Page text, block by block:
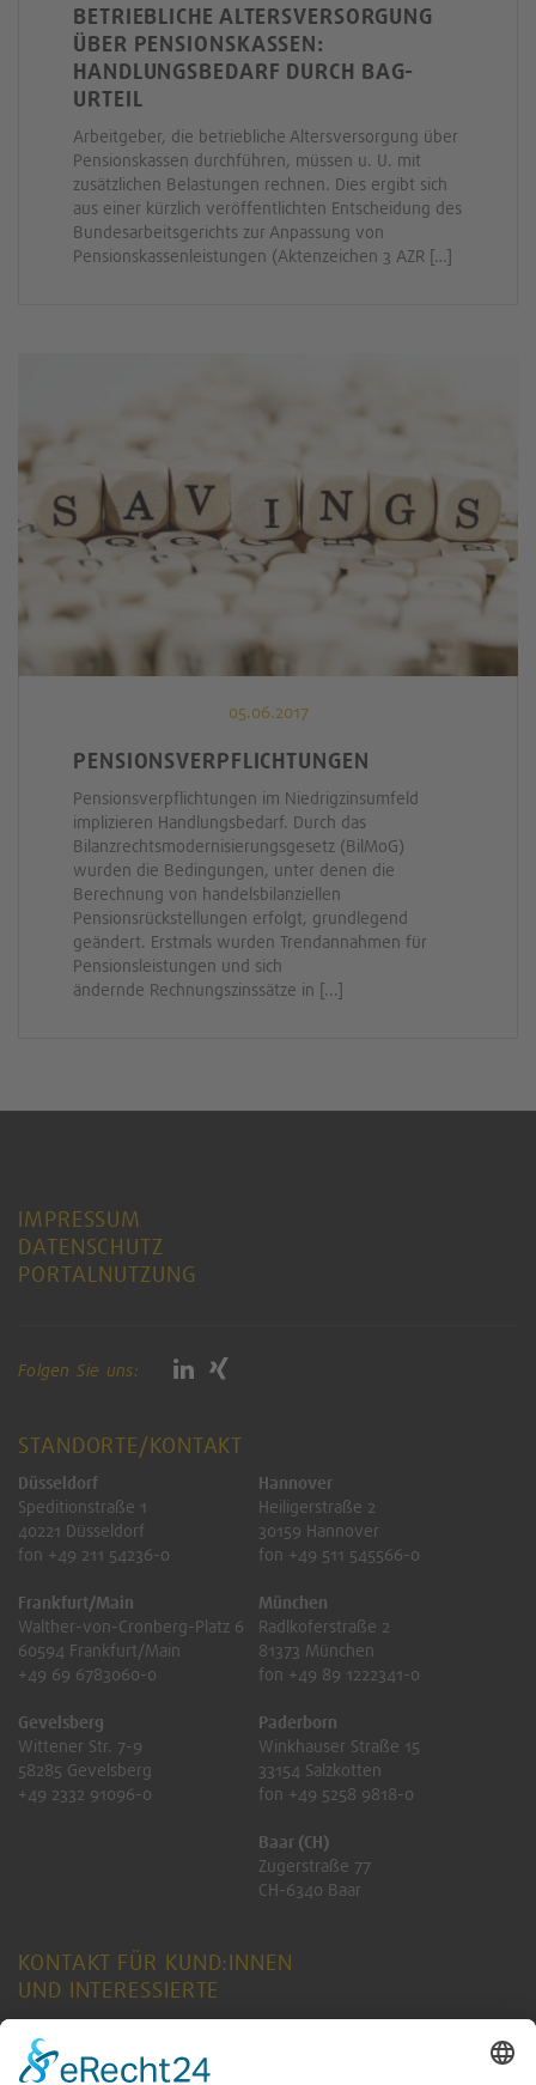
BETRIEBLICHE ALTERSVERSORGUNG
ÜBER PENSIONSKASSEN:
HANDLUNGSBEDARF DURCH BAG-
URTEIL
Arbeitgeber, die betriebliche Altersversorgung über
Pensionskassen durchführen, müssen u. U. mit
zusätzlichen Belastungen rechnen. Dies ergibt sich
aus einer kürzlich veröffentlichten Entscheidung des
Bundesarbeitsgerichts zur Anpassung von
Pensionskassenleistungen (Aktenzeichen 3 AZR […]
05.06.2017
PENSIONSVERPFLICHTUNGEN
Pensionsverpflichtungen im Niedrigzinsumfeld
implizieren Handlungsbedarf. Durch das
Bilanzrechtsmodernisierungsgesetz (BilMoG)
wurden die Bedingungen, unter denen die
Berechnung von handelsbilanziellen
Pensionsrückstellungen erfolgt, grundlegend
geändert. Erstmals wurden Trendannahmen für
Pensionsleistungen und sich
ändernde Rechnungszinssätze in [...]
IMPRESSUM
DATENSCHUTZ
PORTALNUTZUNG
Folgen Sie uns:
STANDORTE/KONTAKT
Düsseldorf
Speditionstraße 1
40221 Düsseldorf
fon +49 211 54236-0
Frankfurt/Main
Walther-von-Cronberg-Platz 6
60594 Frankfurt/Main
+49 69 6783060-0
Gevelsberg
Wittener Str. 7-9
58285 Gevelsberg
+49 2332 91096-0
Hannover
Heiligerstraße 2
30159 Hannover
fon +49 511 545566-0
München
Radlkoferstraße 2
81373 München
fon +49 89 1222341-0
Paderborn
Winkhauser Straße 15
33154 Salzkotten
fon +49 5258 9818-0
Baar (CH)
Zugerstraße 77
CH-6340 Baar
KONTAKT FÜR KUND:INNEN
UND INTERESSIERTE